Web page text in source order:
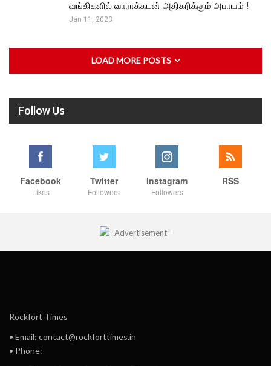
வங்கிகளில் வாராக்கடன் அதிகரிக்கும் அபாயம் !
Jan 11, 2023
LOAD MORE POSTS
Follow Us
Facebook
Likes
Twitter
Followers
Instagram
Followers
RSS
Rockfort Times
• Email: contact@rockforttimes.in
• Phone: